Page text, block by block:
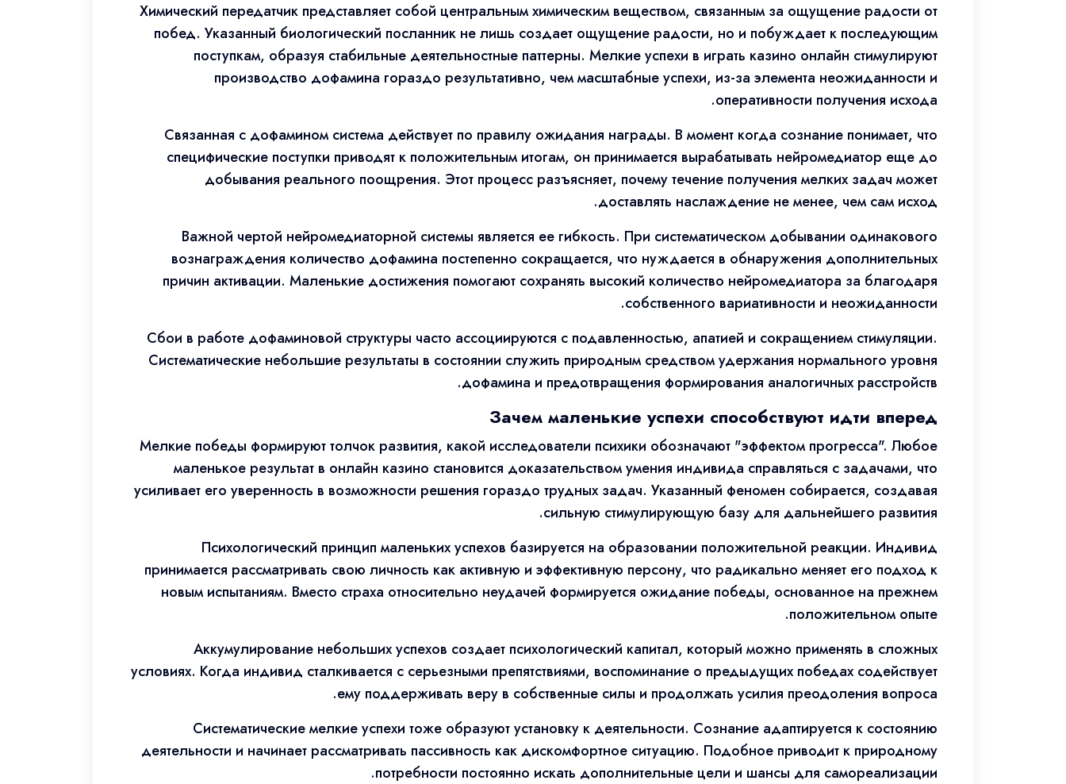
Химический передатчик представляет собой центральным химическим веществом, связанным за ощущение радости от
побед. Указанный биологический посланник не лишь создает ощущение радости, но и побуждает к последующим
поступкам, образуя стабильные деятельностные паттерны. Мелкие успехи в играть казино онлайн стимулируют
производство дофамина гораздо результативно, чем масштабные успехи, из-за элемента неожиданности и
оперативности получения исхода.
Связанная с дофамином система действует по правилу ожидания награды. В момент когда сознание понимает, что
специфические поступки приводят к положительным итогам, он принимается вырабатывать нейромедиатор еще до
добывания реального поощрения. Этот процесс разъясняет, почему течение получения мелких задач может
доставлять наслаждение не менее, чем сам исход.
Важной чертой нейромедиаторной системы является ее гибкость. При систематическом добывании одинакового
вознаграждения количество дофамина постепенно сокращается, что нуждается в обнаружения дополнительных
причин активации. Маленькие достижения помогают сохранять высокий количество нейромедиатора за благодаря
собственного вариативности и неожиданности.
Сбои в работе дофаминовой структуры часто ассоциируются с подавленностью, апатией и сокращением стимуляции.
Систематические небольшие результаты в состоянии служить природным средством удержания нормального уровня
дофамина и предотвращения формирования аналогичных расстройств.
Зачем маленькие успехи способствуют идти вперед
Мелкие победы формируют толчок развития, какой исследователи психики обозначают "эффектом прогресса". Любое
маленькое результат в онлайн казино становится доказательством умения индивида справляться с задачами, что
усиливает его уверенность в возможности решения гораздо трудных задач. Указанный феномен собирается, создавая
сильную стимулирующую базу для дальнейшего развития.
Психологический принцип маленьких успехов базируется на образовании положительной реакции. Индивид
принимается рассматривать свою личность как активную и эффективную персону, что радикально меняет его подход к
новым испытаниям. Вместо страха относительно неудачей формируется ожидание победы, основанное на прежнем
положительном опыте.
Аккумулирование небольших успехов создает психологический капитал, который можно применять в сложных
условиях. Когда индивид сталкивается с серьезными препятствиями, воспоминание о предыдущих победах содействует
ему поддерживать веру в собственные силы и продолжать усилия преодоления вопроса.
Систематические мелкие успехи тоже образуют установку к деятельности. Сознание адаптируется к состоянию
деятельности и начинает рассматривать пассивность как дискомфортное ситуацию. Подобное приводит к природному
потребности постоянно искать дополнительные цели и шансы для самореализации.